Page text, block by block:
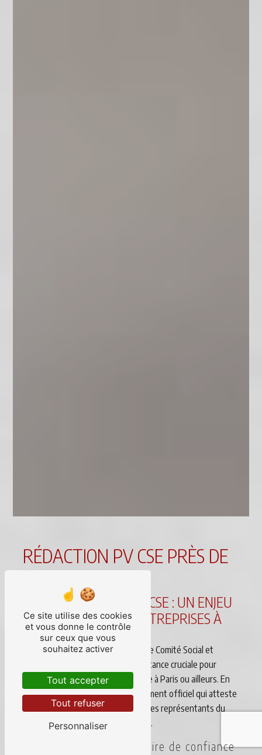
RÉDACTION PV CSE PRÈS DE
PARIS
LA RÉDACTION DE PV CSE : UN ENJEU
MAJEUR POUR LES ENTREPRISES À
PARIS
La rédaction des Procès-Verbaux de Comité Social et
Economique (CSE) revêt une importance cruciale pour
toute entreprise, qu'elle soit située à Paris ou ailleurs. En
effet, le PV CSE constitue un document officiel qui atteste
des échanges entre la direction et les représentants du
personnel lors des réunions du CSE.
DE DICTO : votre partenaire de confiance
Ce site utilise des cookies
et vous donne le contrôle
sur ceux que vous
souhaitez activer
Tout accepter
Tout refuser
Personnaliser